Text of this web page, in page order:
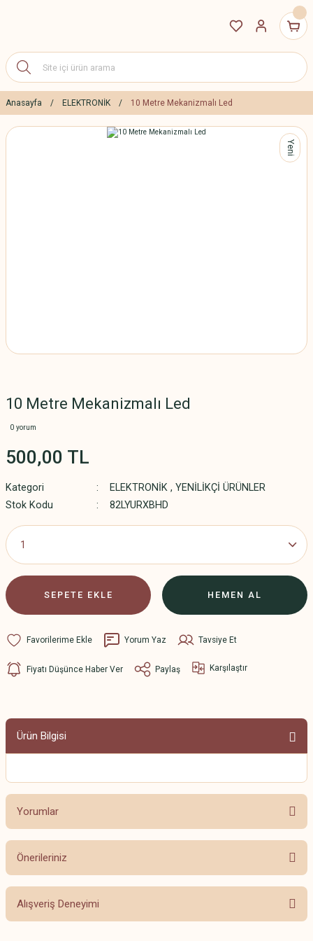
Anasayfa ELEKTRONİK 10 Metre Mekanizmalı Led
Yeni
10 Metre Mekanizmalı Led
0 yorum
500,00 TL
Kategori ELEKTRONİK , YENİLİKÇİ ÜRÜNLER
Stok Kodu
82LYURXBHD
SEPETE EKLE HEMEN AL
Yorum Yaz Tavsiye Et
Fiyatı Düşünce Haber Ver Paylaş Karşılaştır
Ürün Bilgisi
Yorumlar
Bu ürüne ilk yorumu siz yapın!
Önerileriniz
Bu ürünün fiyat bilgisi, resim, ürün açıklamalarında ve diğer konularda
yetersiz gördüğünüz noktaları öneri formunu kullanarak tarafımıza
iletebilirsiniz.
Alışveriş Deneyimi